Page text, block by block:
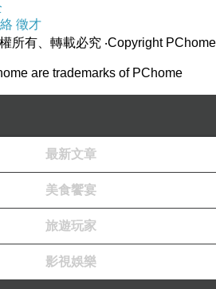
徵才
所有、轉載必究 ‧Copyright PChome
are trademarks of PChome
最新文章
美食饗宴
旅遊玩家
影視娛樂